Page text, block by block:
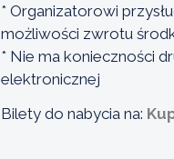
* Organizatorowi
możliwości zwrotu
* Nie ma konieczności
elektronicznej
Bilety do nabycia na: